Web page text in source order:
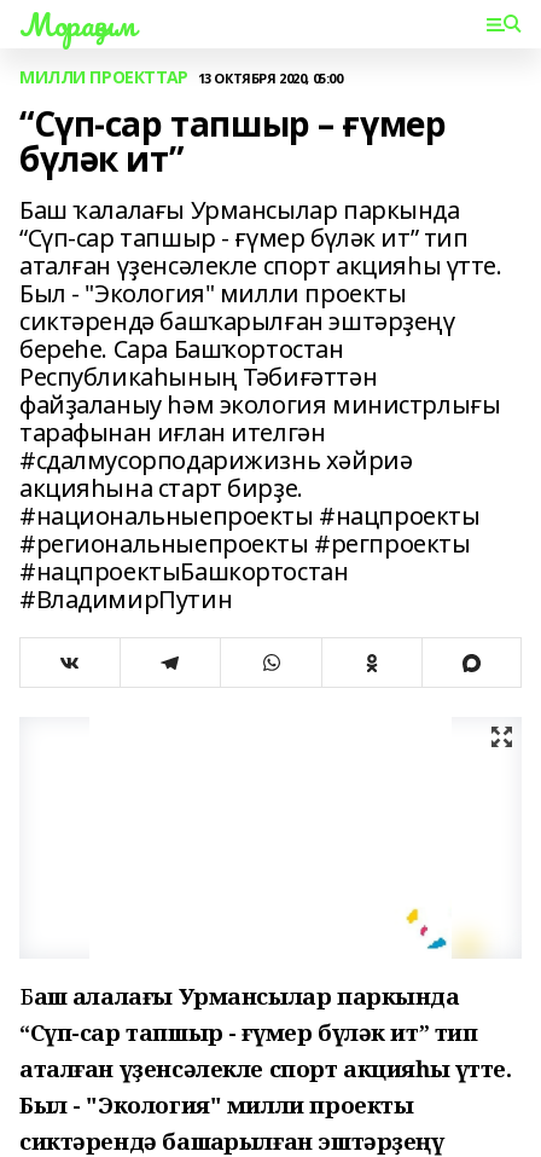
Мораҙым
МИЛЛИ ПРОЕКТТАР 13 ОКТЯБРЯ 2020, 05:00
“Сүп-сар тапшыр – ғүмер
бүләк ит”
Баш ҡалалағы Урмансылар паркында
“Сүп-сар тапшыр - ғүмер бүләк ит” тип
аталған үҙенсәлекле спорт акцияһы үтте.
Был - "Экология" милли проекты
сиктәрендә башҡарылған эштәрҙеңү
береһе. Сара Башҡортостан
Республикаһының Тәбиғәттән
файҙаланыу һәм экология министрлығы
тарафынан иғлан ителгән
#сдалмусорподарижизнь хәйриә
акцияһына старт бирҙе.
#национальныепроекты #нацпроекты
#региональныепроекты #регпроекты
#нацпроектыБашкортостан
#ВладимирПутин
Баш ҡалалағы Урмансылар паркында
“Сүп-сар тапшыр - ғүмер бүләк ит” тип
аталған үҙенсәлекле спорт акцияһы үтте.
Был - "Экология" милли проекты
сиктәрендә башҡарылған эштәрҙеңү